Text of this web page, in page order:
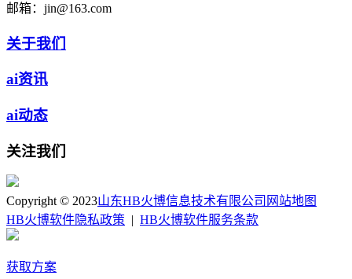
邮箱： jin@163.com
关于我们
ai资讯
ai动态
关注我们
Copyright © 2023山东HB火博信息技术有限公司 网站地图
HB火博软件隐私政策
HB火博软件服务条款
获取方案